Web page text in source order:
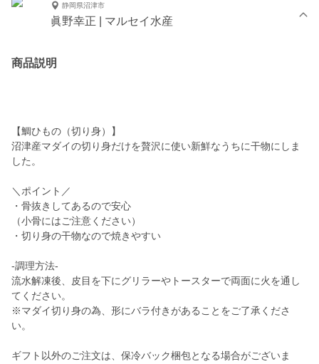
静岡県沼津市
眞野幸正 | マルセイ水産
商品説明
【鯛ひもの（切り身）】
沼津産マダイの切り身だけを贅沢に使い新鮮なうちに干物にしま
した。
＼ポイント／
・骨抜きしてあるので安心
（小骨にはご注意ください）
・切り身の干物なので焼きやすい
-調理方法-
流水解凍後、皮目を下にグリラーやトースターで両面に火を通し
てください。
※マダイ切り身の為、形にバラ付きがあることをご了承くださ
い。
ギフト以外のご注文は、保冷バック梱包となる場合がございま